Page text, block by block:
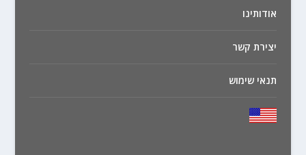
אודותינו
יצירת קשר
תנאי שימוש